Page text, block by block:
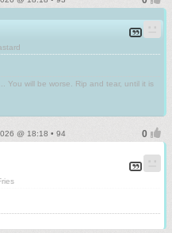
You will be worse. Rip and tear, until it is
@ 18:18 • 94